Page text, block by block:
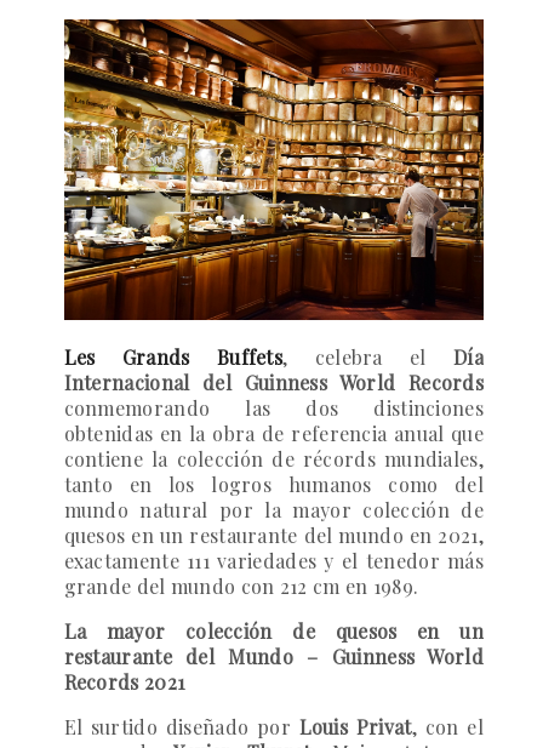
Les Grands Buffets, celebra elDía
Internacional del Guinness World Records
conmemorando las dos distinciones
obtenidas en la obra de referencia anual que
contiene la colección de récords mundiales,
tanto en los logros humanos como del
mundo natural por la mayor colección de
quesos en un restaurante del mundo en 2021,
exactamente 111 variedades y el tenedor más
grande del mundo con 212 cm en 1989.
La mayor colección de quesos en un
restaurante del Mundo – Guinness World
Records 2021
El surtido diseñado por Louis Privat, con el